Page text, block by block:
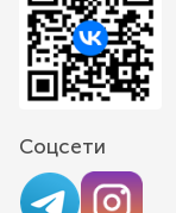
Соцсети